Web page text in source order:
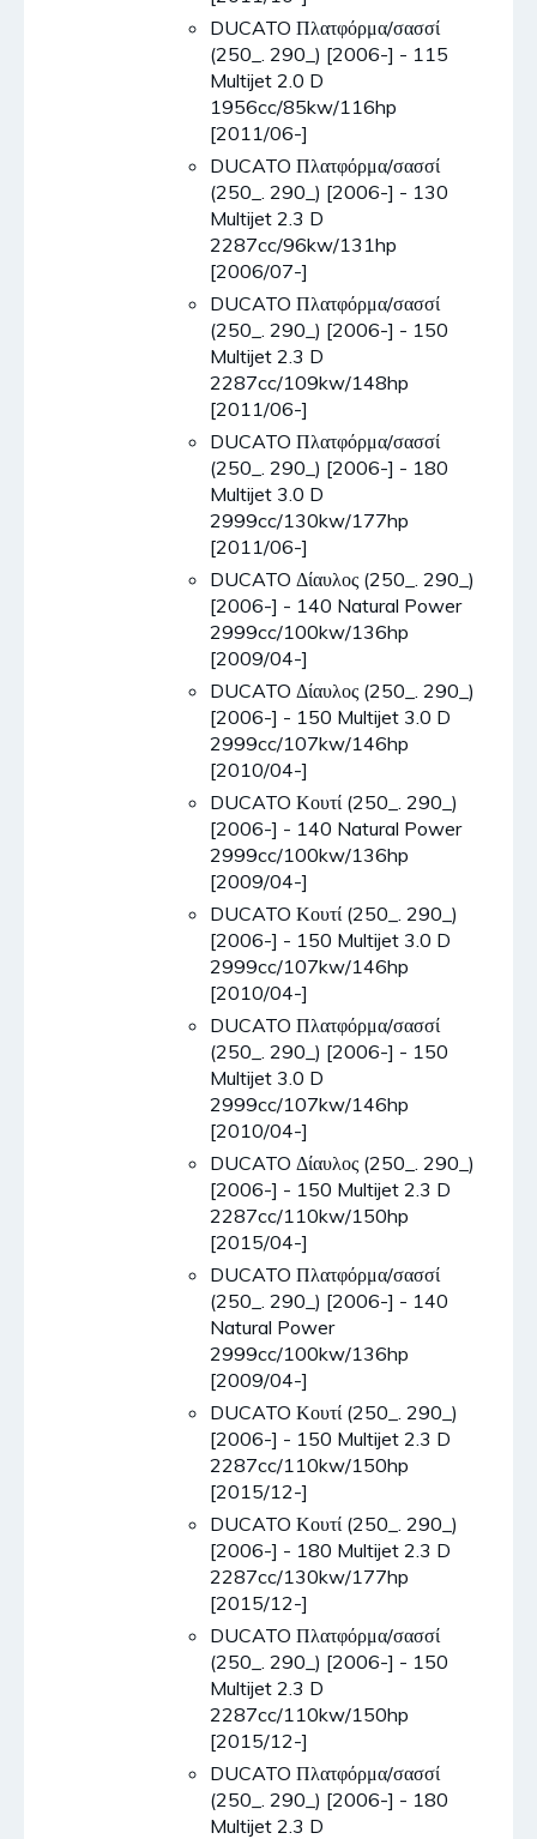
DUCATO Πλατφόρμα/σασσί
(250_. 290_) [2006-] - 115
Multijet 2.0 D
1956cc/85kw/116hp
[2011/06-]
DUCATO Πλατφόρμα/σασσί
(250_. 290_) [2006-] - 130
Multijet 2.3 D
2287cc/96kw/131hp
[2006/07-]
DUCATO Πλατφόρμα/σασσί
(250_. 290_) [2006-] - 150
Multijet 2.3 D
2287cc/109kw/148hp
[2011/06-]
DUCATO Πλατφόρμα/σασσί
(250_. 290_) [2006-] - 180
Multijet 3.0 D
2999cc/130kw/177hp
[2011/06-]
DUCATO Δίαυλος (250_. 290_)
[2006-] - 140 Natural Power
2999cc/100kw/136hp
[2009/04-]
DUCATO Δίαυλος (250_. 290_)
[2006-] - 150 Multijet 3.0 D
2999cc/107kw/146hp
[2010/04-]
DUCATO Κουτί (250_. 290_)
[2006-] - 140 Natural Power
2999cc/100kw/136hp
[2009/04-]
DUCATO Κουτί (250_. 290_)
[2006-] - 150 Multijet 3.0 D
2999cc/107kw/146hp
[2010/04-]
DUCATO Πλατφόρμα/σασσί
(250_. 290_) [2006-] - 150
Multijet 3.0 D
2999cc/107kw/146hp
[2010/04-]
DUCATO Δίαυλος (250_. 290_)
[2006-] - 150 Multijet 2.3 D
2287cc/110kw/150hp
[2015/04-]
DUCATO Πλατφόρμα/σασσί
(250_. 290_) [2006-] - 140
Natural Power
2999cc/100kw/136hp
[2009/04-]
DUCATO Κουτί (250_. 290_)
[2006-] - 150 Multijet 2.3 D
2287cc/110kw/150hp
[2015/12-]
DUCATO Κουτί (250_. 290_)
[2006-] - 180 Multijet 2.3 D
2287cc/130kw/177hp
[2015/12-]
DUCATO Πλατφόρμα/σασσί
(250_. 290_) [2006-] - 150
Multijet 2.3 D
2287cc/110kw/150hp
[2015/12-]
DUCATO Πλατφόρμα/σασσί
(250_. 290_) [2006-] - 180
Multijet 2.3 D